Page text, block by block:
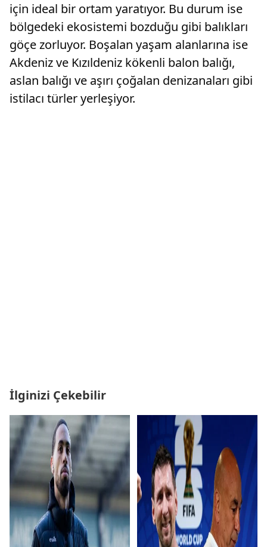
için ideal bir ortam yaratıyor. Bu durum ise
bölgedeki ekosistemi bozduğu gibi balıkları
göçe zorluyor. Boşalan yaşam alanlarına ise
Akdeniz ve Kızıldeniz kökenli balon balığı,
aslan balığı ve aşırı çoğalan denizanaları gibi
istilacı türler yerleşiyor.
İlginizi Çekebilir